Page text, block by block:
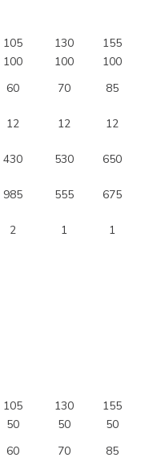
105 130
155
100 100
100
60 70
85
12 12
12
430 530
650
985 555
675
2 1 1
105 130
155
50 50
50
60 70
85